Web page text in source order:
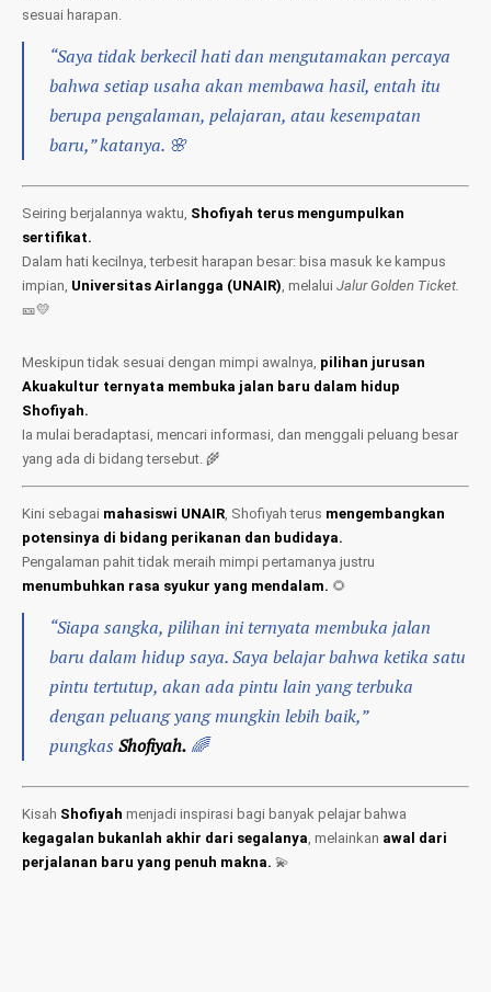
sesuai harapan.
“Saya tidak berkecil hati dan mengutamakan percaya
bahwa setiap usaha akan membawa hasil, entah itu
berupa pengalaman, pelajaran, atau kesempatan
baru,”katanya. 🌸
Seiring berjalannya waktu, Shofiyah terus mengumpulkan
sertifikat.
Dalam hati kecilnya, terbesit harapan besar: bisa masuk ke kampus
impian, Universitas Airlangga (UNAIR), melalui Jalur Golden Ticket.
🎫💛
Meskipun tidak sesuai dengan mimpi awalnya, pilihan jurusan
Akuakultur ternyata membuka jalan baru dalam hidup
Shofiyah.
Ia mulai beradaptasi, mencari informasi, dan menggali peluang besar
yang ada di bidang tersebut. 🌾
Kini sebagai mahasiswi UNAIR, Shofiyah terus mengembangkan
potensinya di bidang perikanan dan budidaya.
Pengalaman pahit tidak meraih mimpi pertamanya justru
menumbuhkan rasa syukur yang mendalam. 🌻
“Siapa sangka, pilihan ini ternyata membuka jalan
baru dalam hidup saya. Saya belajar bahwa ketika satu
pintu tertutup, akan ada pintu lain yang terbuka
dengan peluang yang mungkin lebih baik,”
pungkas Shofiyah. 🌈
Kisah Shofiyah menjadi inspirasi bagi banyak pelajar bahwa
kegagalan bukanlah akhir dari segalanya, melainkan awal dari
perjalanan baru yang penuh makna. 💫